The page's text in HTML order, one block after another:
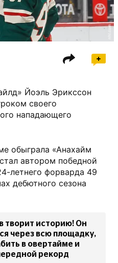
nhl.com
Йоэль Эрикссон
своего
нападающего
обыграла «Анахайм
автором победной
летнего форварда 49
дебютного сезона
творит историю! Он
через всю площадку,
в овертайме и
рекорд